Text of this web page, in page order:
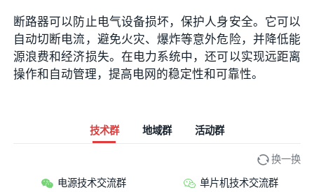
断路器可以防止电气设备损坏，保护人身安全。它可以
自动切断电流，避免火灾、爆炸等意外危险，并降低能
源浪费和经济损失。在电力系统中，还可以实现远距离
操作和自动管理，提高电网的稳定性和可靠性。
技术群 地域群 活动群
换一换
电源技术交流群 单片机技术交流群